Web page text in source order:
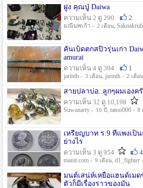
ฝูง คุณปู่ Daiwa
ความเห็น 2 ดู 290
2
มณีนพเก้า - 2 เดือน,
คันเบ็ดตกสปิ๋วรุ่นเก่า
amurai
ความเห็น 4 ดู 394
1
jarinth - 3 เดือน, jarinth - 2 เดือน
สายปลาบ่อ..ลูกๆผมเองค
ความเห็น 32 ดู 10,198
Suwanarty - 10 ปี , tatoo006 - 8
เหรียญบาท ร.9 ที่แพงเป็
ย่างไร
ความเห็น 3 ดู 954
4
manit.com - 9 เดือน, d1_fighter -
มนต์เสน่ห์เหยื่อแฮนด์เมด
ตัวก็มีเรื่องราวของมัน